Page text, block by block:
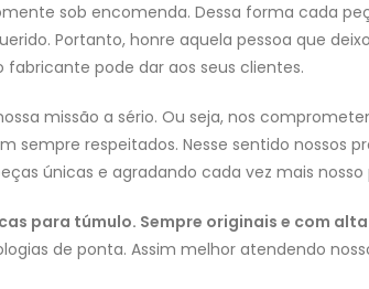
sob encomenda. Dessa forma cada
Portanto, honre aquela pessoa que
pode dar aos seus clientes.
missão a sério. Ou seja, nos
respeitados. Nesse sentido nossos
únicas e agradando cada vez mais nosso
para túmulo. Sempre originais e com
de ponta. Assim melhor atendendo